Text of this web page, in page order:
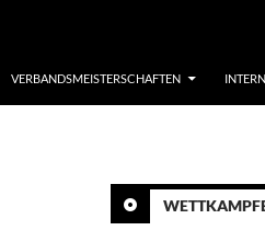
VERBANDSMEISTERSCHAFTEN INTERN